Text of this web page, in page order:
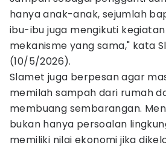
hanya anak-anak, sejumlah
ibu-ibu juga mengikuti
mekanisme yang sama," kata
(10/5/2026).
Slamet juga berpesan agar
memilah sampah dari rumah
membuang sembarangan.
bukan hanya persoalan
memiliki nilai ekonomi jika